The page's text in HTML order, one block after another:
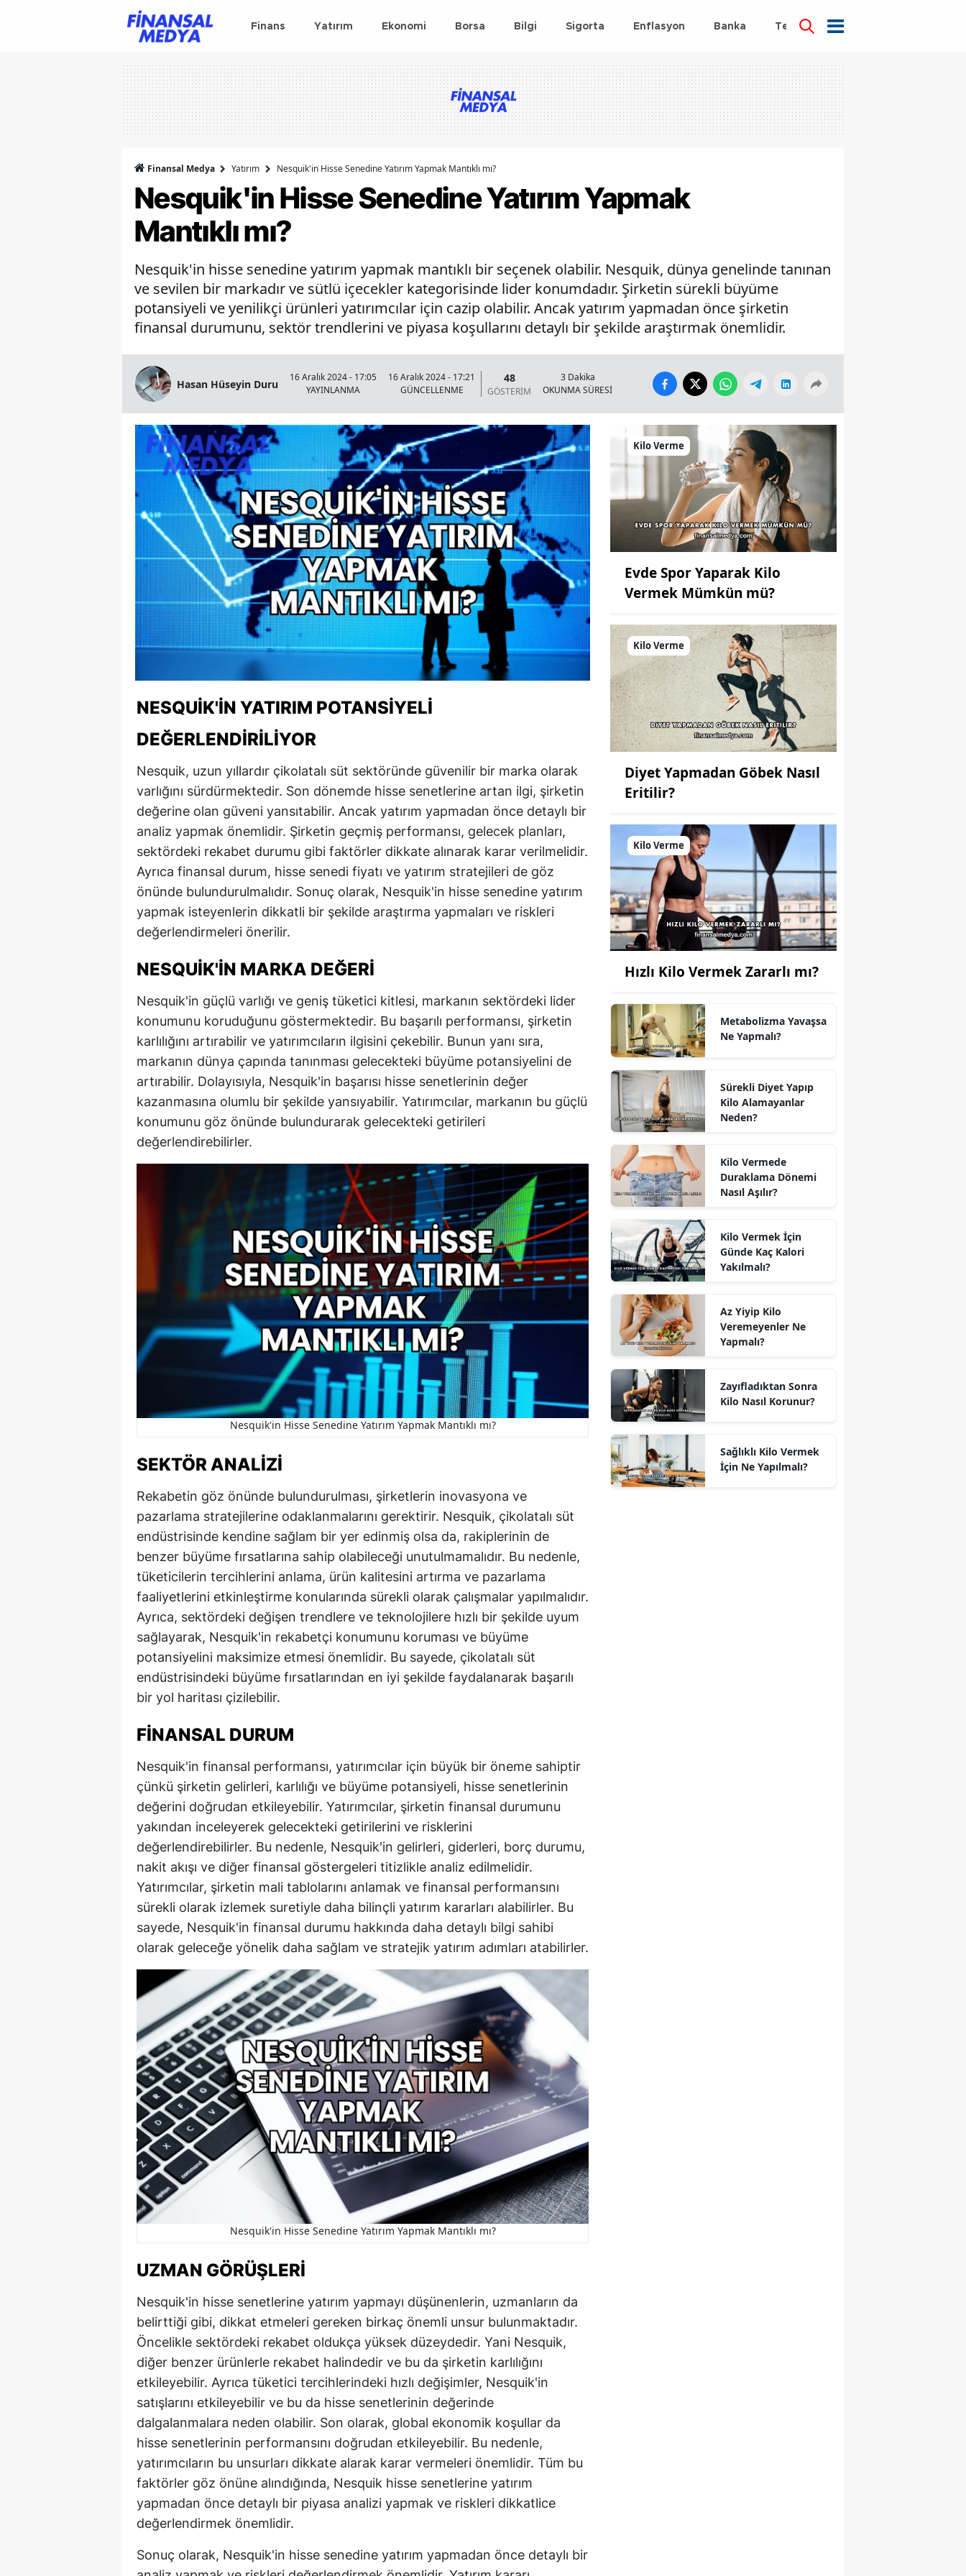
Finans Yatırım Ekonomi Borsa Bilgi Sigorta Enflasyon Banka Teknoloji
Finansal Medya Yatırım Nesquik'in Hisse Senedine Yatırım Yapmak Mantıklı mı?
Nesquik'in Hisse Senedine Yatırım Yapmak
Mantıklı mı?
Nesquik'in hisse senedine yatırım yapmak mantıklı bir seçenek olabilir. Nesquik, dünya genelinde tanınan
ve sevilen bir markadır ve sütlü içecekler kategorisinde lider konumdadır. Şirketin sürekli büyüme
potansiyeli ve yenilikçi ürünleri yatırımcılar için cazip olabilir. Ancak yatırım yapmadan önce şirketin
finansal durumunu, sektör trendlerini ve piyasa koşullarını detaylı bir şekilde araştırmak önemlidir.
Hasan Hüseyin Duru
16 Aralık 2024 - 17:05
YAYINLANMA
16 Aralık 2024 - 17:21
GÜNCELLENME
48
GÖSTERİM
3 Dakika
OKUNMA SÜRESİ
NESQUIK'IN YATIRIM POTANSIYELI
DEĞERLENDIRILIYOR
Nesquik, uzun yıllardır çikolatalı süt sektöründe güvenilir bir marka olarak
varlığını sürdürmektedir. Son dönemde hisse senetlerine artan ilgi, şirketin
değerine olan güveni yansıtabilir. Ancak yatırım yapmadan önce detaylı bir
analiz yapmak önemlidir. Şirketin geçmiş performansı, gelecek planları,
sektördeki rekabet durumu gibi faktörler dikkate alınarak karar verilmelidir.
Ayrıca finansal durum, hisse senedi fiyatı ve yatırım stratejileri de göz
önünde bulundurulmalıdır. Sonuç olarak, Nesquik'in hisse senedine yatırım
yapmak isteyenlerin dikkatli bir şekilde araştırma yapmaları ve riskleri
değerlendirmeleri önerilir.
NESQUIK'IN MARKA DEĞERI
Nesquik'in güçlü varlığı ve geniş tüketici kitlesi, markanın sektördeki lider
konumunu koruduğunu göstermektedir. Bu başarılı performansı, şirketin
karlılığını artırabilir ve yatırımcıların ilgisini çekebilir. Bunun yanı sıra,
markanın dünya çapında tanınması gelecekteki büyüme potansiyelini de
artırabilir. Dolayısıyla, Nesquik'in başarısı hisse senetlerinin değer
kazanmasına olumlu bir şekilde yansıyabilir. Yatırımcılar, markanın bu güçlü
konumunu göz önünde bulundurarak gelecekteki getirileri
değerlendirebilirler.
Nesquik'in Hisse Senedine Yatırım Yapmak Mantıklı mı?
SEKTÖR ANALIZI
Rekabetin göz önünde bulundurulması, şirketlerin inovasyona ve
pazarlama stratejilerine odaklanmalarını gerektirir. Nesquik, çikolatalı süt
endüstrisinde kendine sağlam bir yer edinmiş olsa da, rakiplerinin de
benzer büyüme fırsatlarına sahip olabileceği unutulmamalıdır. Bu nedenle,
tüketicilerin tercihlerini anlama, ürün kalitesini artırma ve pazarlama
faaliyetlerini etkinleştirme konularında sürekli olarak çalışmalar yapılmalıdır.
Ayrıca, sektördeki değişen trendlere ve teknolojilere hızlı bir şekilde uyum
sağlayarak, Nesquik'in rekabetçi konumunu koruması ve büyüme
potansiyelini maksimize etmesi önemlidir. Bu sayede, çikolatalı süt
endüstrisindeki büyüme fırsatlarından en iyi şekilde faydalanarak başarılı
bir yol haritası çizilebilir.
FINANSAL DURUM
Nesquik'in finansal performansı, yatırımcılar için büyük bir öneme sahiptir
çünkü şirketin gelirleri, karlılığı ve büyüme potansiyeli, hisse senetlerinin
değerini doğrudan etkileyebilir. Yatırımcılar, şirketin finansal durumunu
yakından inceleyerek gelecekteki getirilerini ve risklerini
değerlendirebilirler. Bu nedenle, Nesquik'in gelirleri, giderleri, borç durumu,
nakit akışı ve diğer finansal göstergeleri titizlikle analiz edilmelidir.
Yatırımcılar, şirketin mali tablolarını anlamak ve finansal performansını
sürekli olarak izlemek suretiyle daha bilinçli yatırım kararları alabilirler. Bu
sayede, Nesquik'in finansal durumu hakkında daha detaylı bilgi sahibi
olarak geleceğe yönelik daha sağlam ve stratejik yatırım adımları atabilirler.
Nesquik'in Hisse Senedine Yatırım Yapmak Mantıklı mı?
UZMAN GÖRÜŞLERI
Nesquik'in hisse senetlerine yatırım yapmayı düşünenlerin, uzmanların da
belirttiği gibi, dikkat etmeleri gereken birkaç önemli unsur bulunmaktadır.
Öncelikle sektördeki rekabet oldukça yüksek düzeydedir. Yani Nesquik,
diğer benzer ürünlerle rekabet halindedir ve bu da şirketin karlılığını
etkileyebilir. Ayrıca tüketici tercihlerindeki hızlı değişimler, Nesquik'in
satışlarını etkileyebilir ve bu da hisse senetlerinin değerinde
dalgalanmalara neden olabilir. Son olarak, global ekonomik koşullar da
hisse senetlerinin performansını doğrudan etkileyebilir. Bu nedenle,
yatırımcıların bu unsurları dikkate alarak karar vermeleri önemlidir. Tüm bu
faktörler göz önüne alındığında, Nesquik hisse senetlerine yatırım
yapmadan önce detaylı bir piyasa analizi yapmak ve riskleri dikkatlice
değerlendirmek önemlidir.
Sonuç olarak, Nesquik'in hisse senedine yatırım yapmadan önce detaylı bir
Kilo Verme
Evde Spor Yaparak Kilo
Vermek Mümkün mü?
Kilo Verme
Diyet Yapmadan Göbek Nasıl
Eritilir?
Kilo Verme
Hızlı Kilo Vermek Zararlı mı?
Metabolizma Yavaşsa
Ne Yapmalı?
Sürekli Diyet Yapıp
Kilo Alamayanlar
Neden?
Kilo Vermede
Duraklama Dönemi
Nasıl Aşılır?
Kilo Vermek İçin
Günde Kaç Kalori
Yakılmalı?
Az Yiyip Kilo
Veremeyenler Ne
Yapmalı?
Zayıfladıktan Sonra
Kilo Nasıl Korunur?
Sağlıklı Kilo Vermek
İçin Ne Yapılmalı?